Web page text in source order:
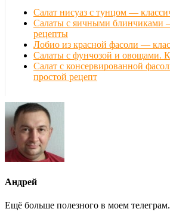
Салат нисуаз с тунцом —
Салаты с яичными блинчиками
рецепты
Лобио из красной фасоли —
Салаты с фунчозой и овощами.
Салат с консервированной
простой рецепт
Андрей
Ещё больше полезного в моем телеграм.